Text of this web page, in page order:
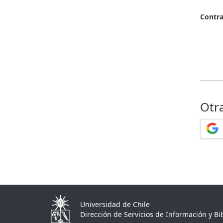
Universidad de Chile
Dirección de Servicios de Información y